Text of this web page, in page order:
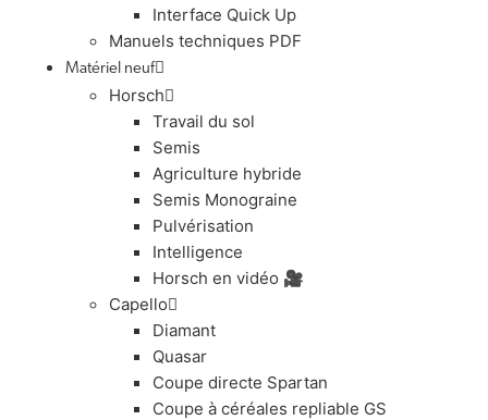
Interface Quick Up
Manuels techniques PDF
Matériel neuf
Horsch
Travail du sol
Semis
Agriculture hybride
Semis Monograine
Pulvérisation
Intelligence
Horsch en vidéo 🎥
Capello
Diamant
Quasar
Coupe directe Spartan
Coupe à céréales repliable GS